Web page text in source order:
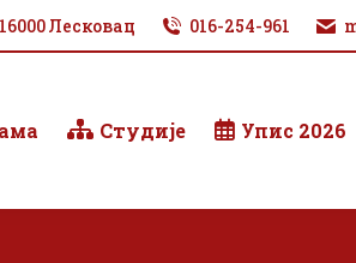
Лесковац 016-254-961
Студије Упис 2026